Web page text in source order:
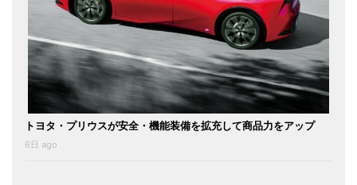
トヨタ・プリウスが安全・機能装備を拡充して商品力をアップ
6日 ago